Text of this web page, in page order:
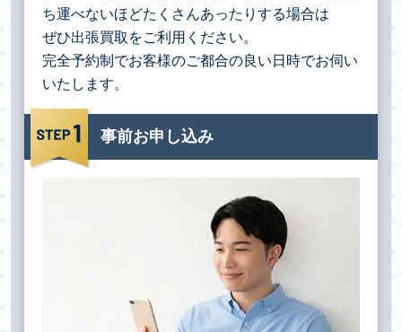
ち運べないほどたくさんあったりする場合は
ぜひ出張買取をご利用ください。
完全予約制でお客様のご都合の良い日時でお伺い
いたします。
事前お申し込み